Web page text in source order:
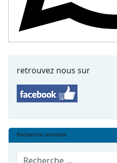
retrouvez nous sur
Recherche avancée
Rechercher